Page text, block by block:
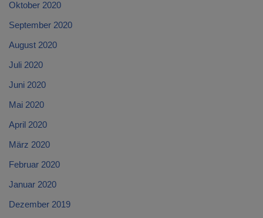
Oktober 2020
September 2020
August 2020
Juli 2020
Juni 2020
Mai 2020
April 2020
März 2020
Februar 2020
Januar 2020
Dezember 2019